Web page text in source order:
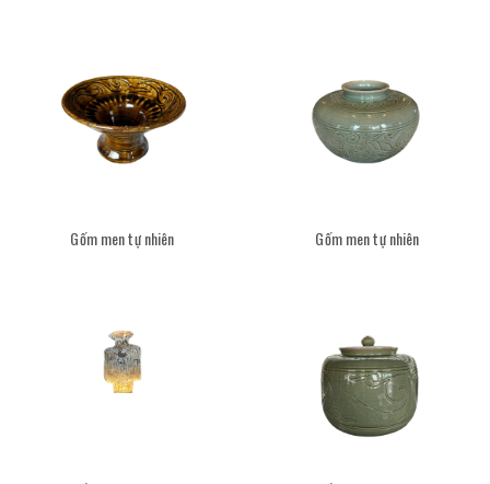
Gốm men tự nhiên Gốm men tự nhiên